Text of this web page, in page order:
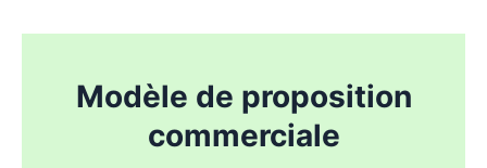
Modèle de proposition
commerciale